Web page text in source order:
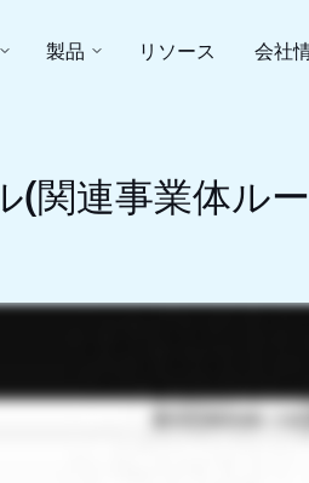
製品 リソース 会社
(関連事業体ル